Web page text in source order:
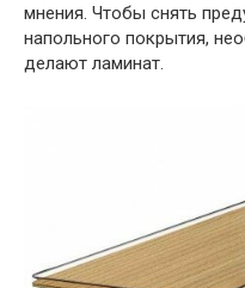
мнения. Чтобы снять
напольного покрытия,
делают ламинат.